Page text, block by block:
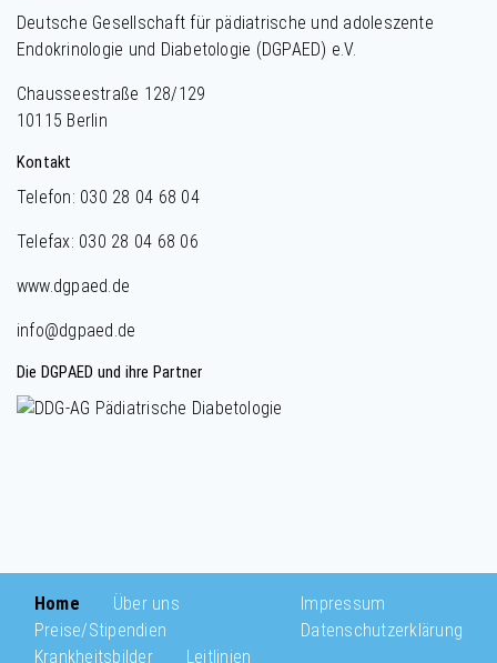
Deutsche Gesellschaft für pädiatrische und adoleszente
Endokrinologie und Diabetologie (DGPAED) e.V.
Chausseestraße 128/129
10115 Berlin
Kontakt
Telefon: 030 28 04 68 04
Telefax: 030 28 04 68 06
www.dgpaed.de
info@dgpaed.de
Die DGPAED und ihre Partner
Home
Über uns
Preise/Stipendien
Krankheitsbilder
Leitlinien
Impressum
Datenschutzerklärung